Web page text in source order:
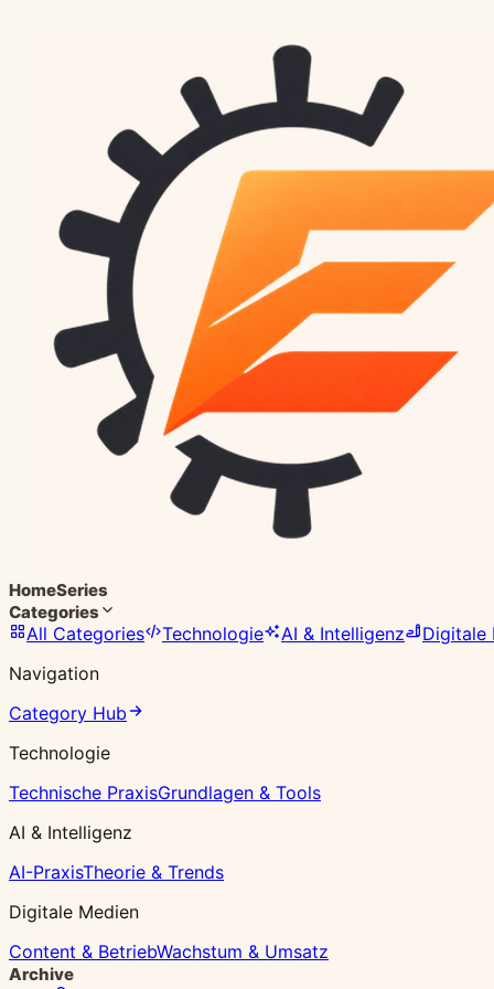
HomeSeries
Categories
All Categories Technologie AI & Intelligenz
Digitale
Navigation
Category Hub
Technologie
Technische PraxisGrundlagen & Tools
AI & Intelligenz
AI-PraxisTheorie & Trends
Digitale Medien
Content & BetriebWachstum & Umsatz
Archive